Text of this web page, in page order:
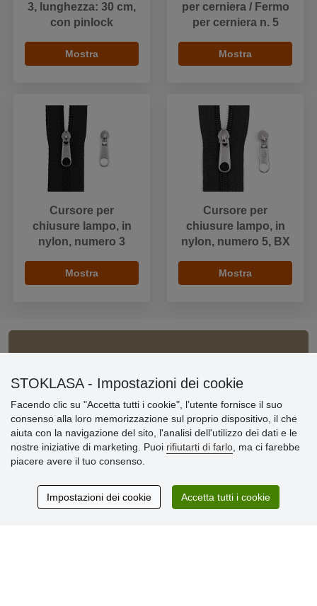
3, lunghezza: 30 cm,
con pinlock
Mostra
per cerniera / Fermo
per cerniera n. 5
Mostra
Cursore per
chiusure lampo, in
nylon, numero 3
Mostra
Cursore per
chiusure lampo, in
nylon, numero 5, BX
Mostra
» Impostazioni dei cookie
» Termini & Condizioni
» Informativa sulla Privacy
» Consegna e pagamento
» Garanzia e resi
» Programma fedeltà
Recensioni
STOKLASA - Impostazioni dei cookie
Facendo clic su "Accetta tutti i cookie", l’utente fornisce il suo
consenso alla loro memorizzazione sul proprio dispositivo, il che
aiuta con la navigazione del sito, l'analisi dell'utilizzo dei dati e le
nostre iniziative di marketing. Puoi rifiutarti di farlo , ma ci farebbe
piacere avere il tuo consenso.
Impostazioni dei cookie Accetta tutti i cookie